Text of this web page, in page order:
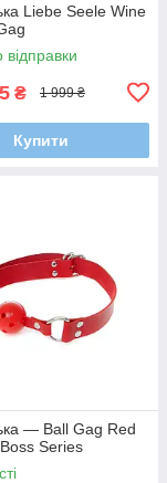
Liebe Seele Wine
відправки
₴ 1 999 ₴
Купити
— Ball Gag Red
Series